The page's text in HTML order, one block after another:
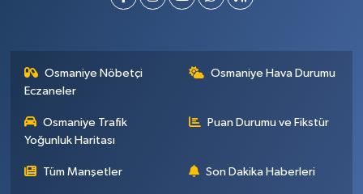
Osmaniye Nöbetçi
Eczaneler
Osmaniye Hava Durumu
Osmaniye Trafik
Yoğunluk Haritası
Puan Durumu ve Fikstür
Tüm Manşetler Son Dakika Haberleri